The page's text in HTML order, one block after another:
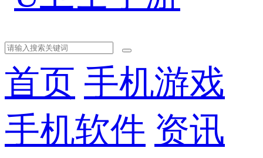
首页 手机游戏
手机软件 资讯